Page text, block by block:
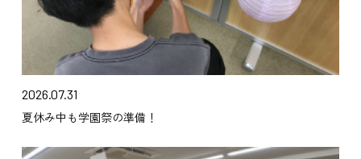
2026.07.31
夏休み中も学園祭の準備！